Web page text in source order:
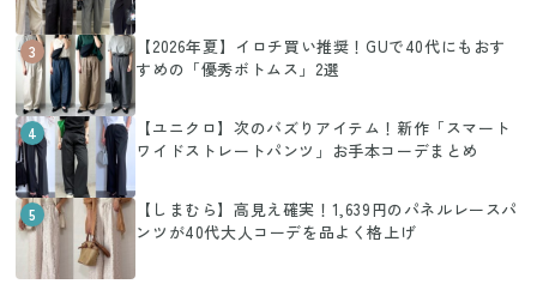
3
【2026年夏】イロチ買い推奨！GUで40代にもおす
すめの「優秀ボトムス」2選
4
【ユニクロ】次のバズりアイテム！新作「スマート
ワイドストレートパンツ」お手本コーデまとめ
5
【しまむら】高見え確実！1,639円のパネルレースパ
ンツが40代大人コーデを品よく格上げ